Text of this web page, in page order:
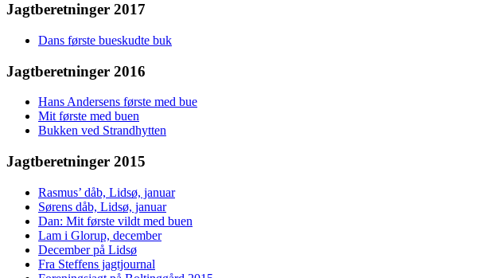
Jagtberetninger 2017
Dans første bueskudte buk
Jagtberetninger 2016
Hans Andersens første med bue
Mit første med buen
Bukken ved Strandhytten
Jagtberetninger 2015
Rasmus’ dåb, Lidsø, januar
Sørens dåb, Lidsø, januar
Dan: Mit første vildt med buen
Lam i Glorup, december
December på Lidsø
Fra Steffens jagtjournal